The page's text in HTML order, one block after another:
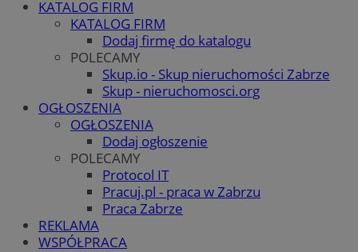
KATALOG FIRM
KATALOG FIRM
Dodaj firmę do katalogu
POLECAMY
Skup.io - Skup nieruchomości Zabrze
Skup - nieruchomosci.org
OGŁOSZENIA
OGŁOSZENIA
Dodaj ogłoszenie
POLECAMY
Protocol IT
Pracuj.pl - praca w Zabrzu
Praca Zabrze
REKLAMA
WSPÓŁPRACA